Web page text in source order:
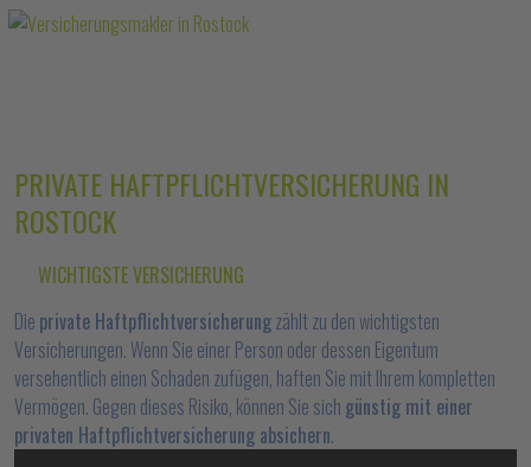
PRIVATE HAFTPFLICHTVERSICHERUNG IN
ROSTOCK
WICHTIGSTE VERSICHERUNG
Die private Haftpflichtversicherungzählt zu den wichtigsten
Versicherungen. Wenn Sie einer Person oder dessen Eigentum
versehentlich einen Schaden zufügen, haften Sie mit Ihrem kompletten
Vermögen. Gegen dieses Risiko, können Sie sich günstig mit einer
privaten Haftpflichtversicherung absichern.